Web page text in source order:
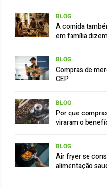
BLOG
A comida
em família
BLOG
Compras de
CEP
BLOG
Por que
viraram o
BLOG
Air fryer se
alimentação